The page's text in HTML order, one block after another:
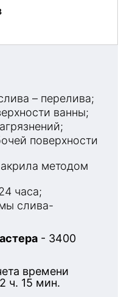
– перелива;
ванны;
поверхности
методом
часа;
слива-
- 3400
времени
ч. 15 мин.